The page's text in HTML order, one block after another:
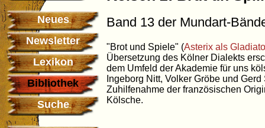
Neues
Newsletter
Lexikon
Bibliothek
Suche
Band 13 der Mundart-
"Brot und Spiele" (Asterix als
Übersetzung des Kölner Dialekts
dem Umfeld der Akademie für uns
Ingeborg Nitt, Volker Gröbe und
Zuhilfenahme der französischen
Kölsche.